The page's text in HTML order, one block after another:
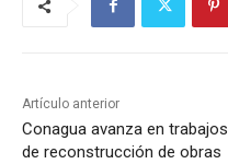
Artículo anterior
Conagua avanza en trabajos
de reconstrucción de obras